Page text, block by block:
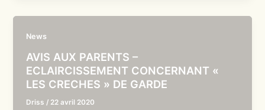
News
AVIS AUX PARENTS –
ECLAIRCISSEMENT CONCERNANT «
LES CRECHES » DE GARDE
Driss / 22 avril 2020